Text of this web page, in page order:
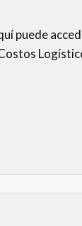
puede